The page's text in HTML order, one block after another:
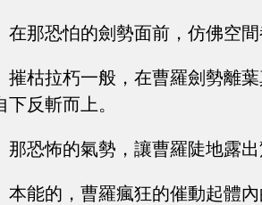
在那恐怕的劍勢面前，仿佛空
摧枯拉朽一般，在曹羅劍勢離
下反斬而上。
那恐怖的氣勢，讓曹羅陡地露
本能的，曹羅瘋狂的催動起體